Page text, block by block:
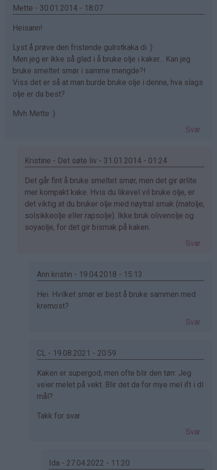
Mette - 30.01.2014 - 18:07
Heisann!
Lyst å prøve den fristende gulrotkaka di :)
Men jeg er ikke så glad i å bruke olje i kaker... Kan jeg
bruke smeltet smør i samme mengde?!
Viss det er så at man burde bruke olje i denne, hva slags
olje er da best?
Mvh Mette :)
Svar
Kristine - Det søte liv - 31.01.2014 - 01:24
Som
svar
på
av
Mette
Det går fint å bruke smeltet smør, men det gir ørlite
mer kompakt kake. Hvis du likevel vil bruke olje, er
det viktig at du bruker olje med nøytral smak (matolje,
solsikkeolje eller rapsolje). Ikke bruk olivenolje og
soyaolje, for det gir bismak på kaken.
Svar
Ann kristin - 19.04.2018 - 15:13
Som
svar
-
Hei. Hvilket smør er best å bruke sammen med
kremost?
Svar
CL - 19.08.2021 - 20:59
Som
svar
på
Kristine
Kaken er supergod, men ofte blir den tørr. Jeg
veier melet på vekt. Blir det da for mye mel ift i dl
mål?
Takk for svar.
Svar
Ida - 27.04.2022 - 11:20